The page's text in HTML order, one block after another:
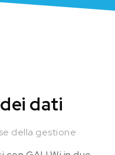
dati
della gestione